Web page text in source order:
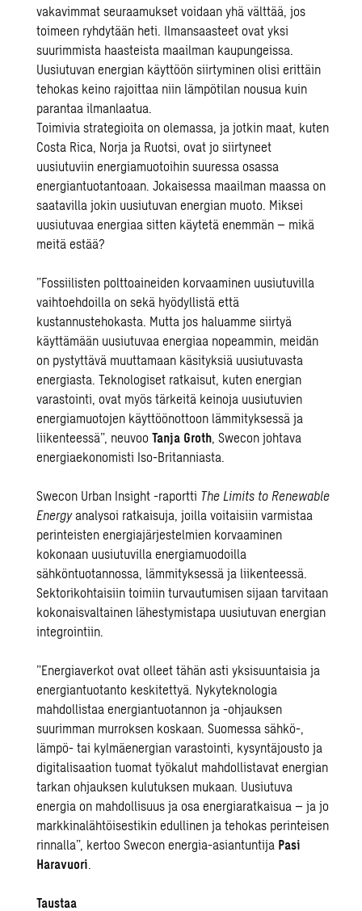
vakavimmat seuraamukset voidaan yhä välttää, jos
toimeen ryhdytään heti. Ilmansaasteet ovat yksi
suurimmista haasteista maailman kaupungeissa.
Uusiutuvan energian käyttöön siirtyminen olisi erittäin
tehokas keino rajoittaa niin lämpötilan nousua kuin
parantaa ilmanlaatua.
Toimivia strategioita on olemassa, ja jotkin maat, kuten
Costa Rica, Norja ja Ruotsi, ovat jo siirtyneet
uusiutuviin energiamuotoihin suuressa osassa
energiantuotantoaan. Jokaisessa maailman maassa on
saatavilla jokin uusiutuvan energian muoto. Miksei
uusiutuvaa energiaa sitten käytetä enemmän – mikä
meitä estää?
”Fossiilisten polttoaineiden korvaaminen uusiutuvilla
vaihtoehdoilla on sekä hyödyllistä että
kustannustehokasta. Mutta jos haluamme siirtyä
käyttämään uusiutuvaa energiaa nopeammin, meidän
on pystyttävä muuttamaan käsityksiä uusiutuvasta
energiasta. Teknologiset ratkaisut, kuten energian
varastointi, ovat myös tärkeitä keinoja uusiutuvien
energiamuotojen käyttöönottoon lämmityksessä ja
liikenteessä”, neuvooTanja Groth, Swecon johtava
energiaekonomisti Iso-Britanniasta.
Swecon Urban Insight -raportti The Limits to Renewable
Energyanalysoi ratkaisuja, joilla voitaisiin varmistaa
perinteisten energiajärjestelmien korvaaminen
kokonaan uusiutuvilla energiamuodoilla
sähköntuotannossa, lämmityksessä ja liikenteessä.
Sektorikohtaisiin toimiin turvautumisen sijaan tarvitaan
kokonaisvaltainen lähestymistapa uusiutuvan energian
integrointiin.
”Energiaverkot ovat olleet tähän asti yksisuuntaisia ja
energiantuotanto keskitettyä. Nykyteknologia
mahdollistaa energiantuotannon ja -ohjauksen
suurimman murroksen koskaan. Suomessa sähkö-,
lämpö- tai kylmäenergian varastointi, kysyntäjousto ja
digitalisaation tuomat työkalut mahdollistavat energian
tarkan ohjauksen kulutuksen mukaan. Uusiutuva
energia on mahdollisuus ja osa energiaratkaisua – ja jo
markkinalähtöisestikin edullinen ja tehokas perinteisen
rinnalla”, kertoo Swecon energia-asiantuntija Pasi
Haravuori.
Taustaa